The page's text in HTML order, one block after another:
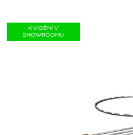
K VIDĚNÍ V
SHOWROOMU